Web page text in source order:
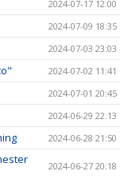
2024-07-17 12:00
2024-07-09 18:35
2024-07-03 23:03
2024-07-02 11:41
2024-07-01 20:45
2024-06-29 22:13
2024-06-28 21:50
2024-06-27 20:18